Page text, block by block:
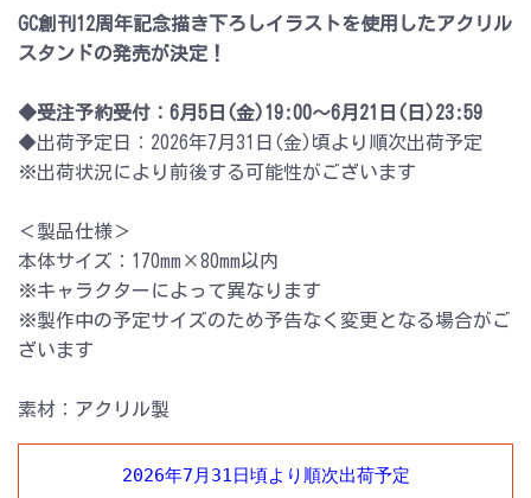
GC創刊12周年記念描き下ろしイラストを使用したアクリル
スタンドの発売が決定！
◆受注予約受付：6月5日(金)19:00～6月21日(日)23:59
◆出荷予定日：2026年7月31日(金)頃より順次出荷予定
※出荷状況により前後する可能性がございます
＜製品仕様＞
本体サイズ：170mm×80mm以内
※キャラクターによって異なります
※製作中の予定サイズのため予告なく変更となる場合がご
ざいます
素材：アクリル製
2026年7月31日頃より順次出荷予定